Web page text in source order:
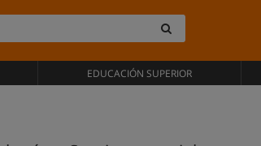
EDUCACIÓN SUPERIOR